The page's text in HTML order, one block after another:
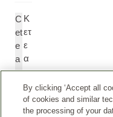
C
et
e
a
r
Κ
ετ
ε
α
ρ
υ
λι
κ
By clicking ‘Accept all
of cookies and similar
the processing of your